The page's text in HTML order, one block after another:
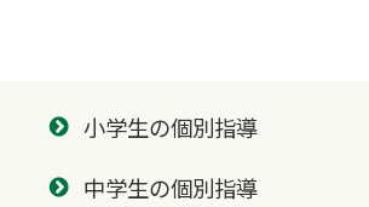
小学生の個別指導
中学生の個別指導